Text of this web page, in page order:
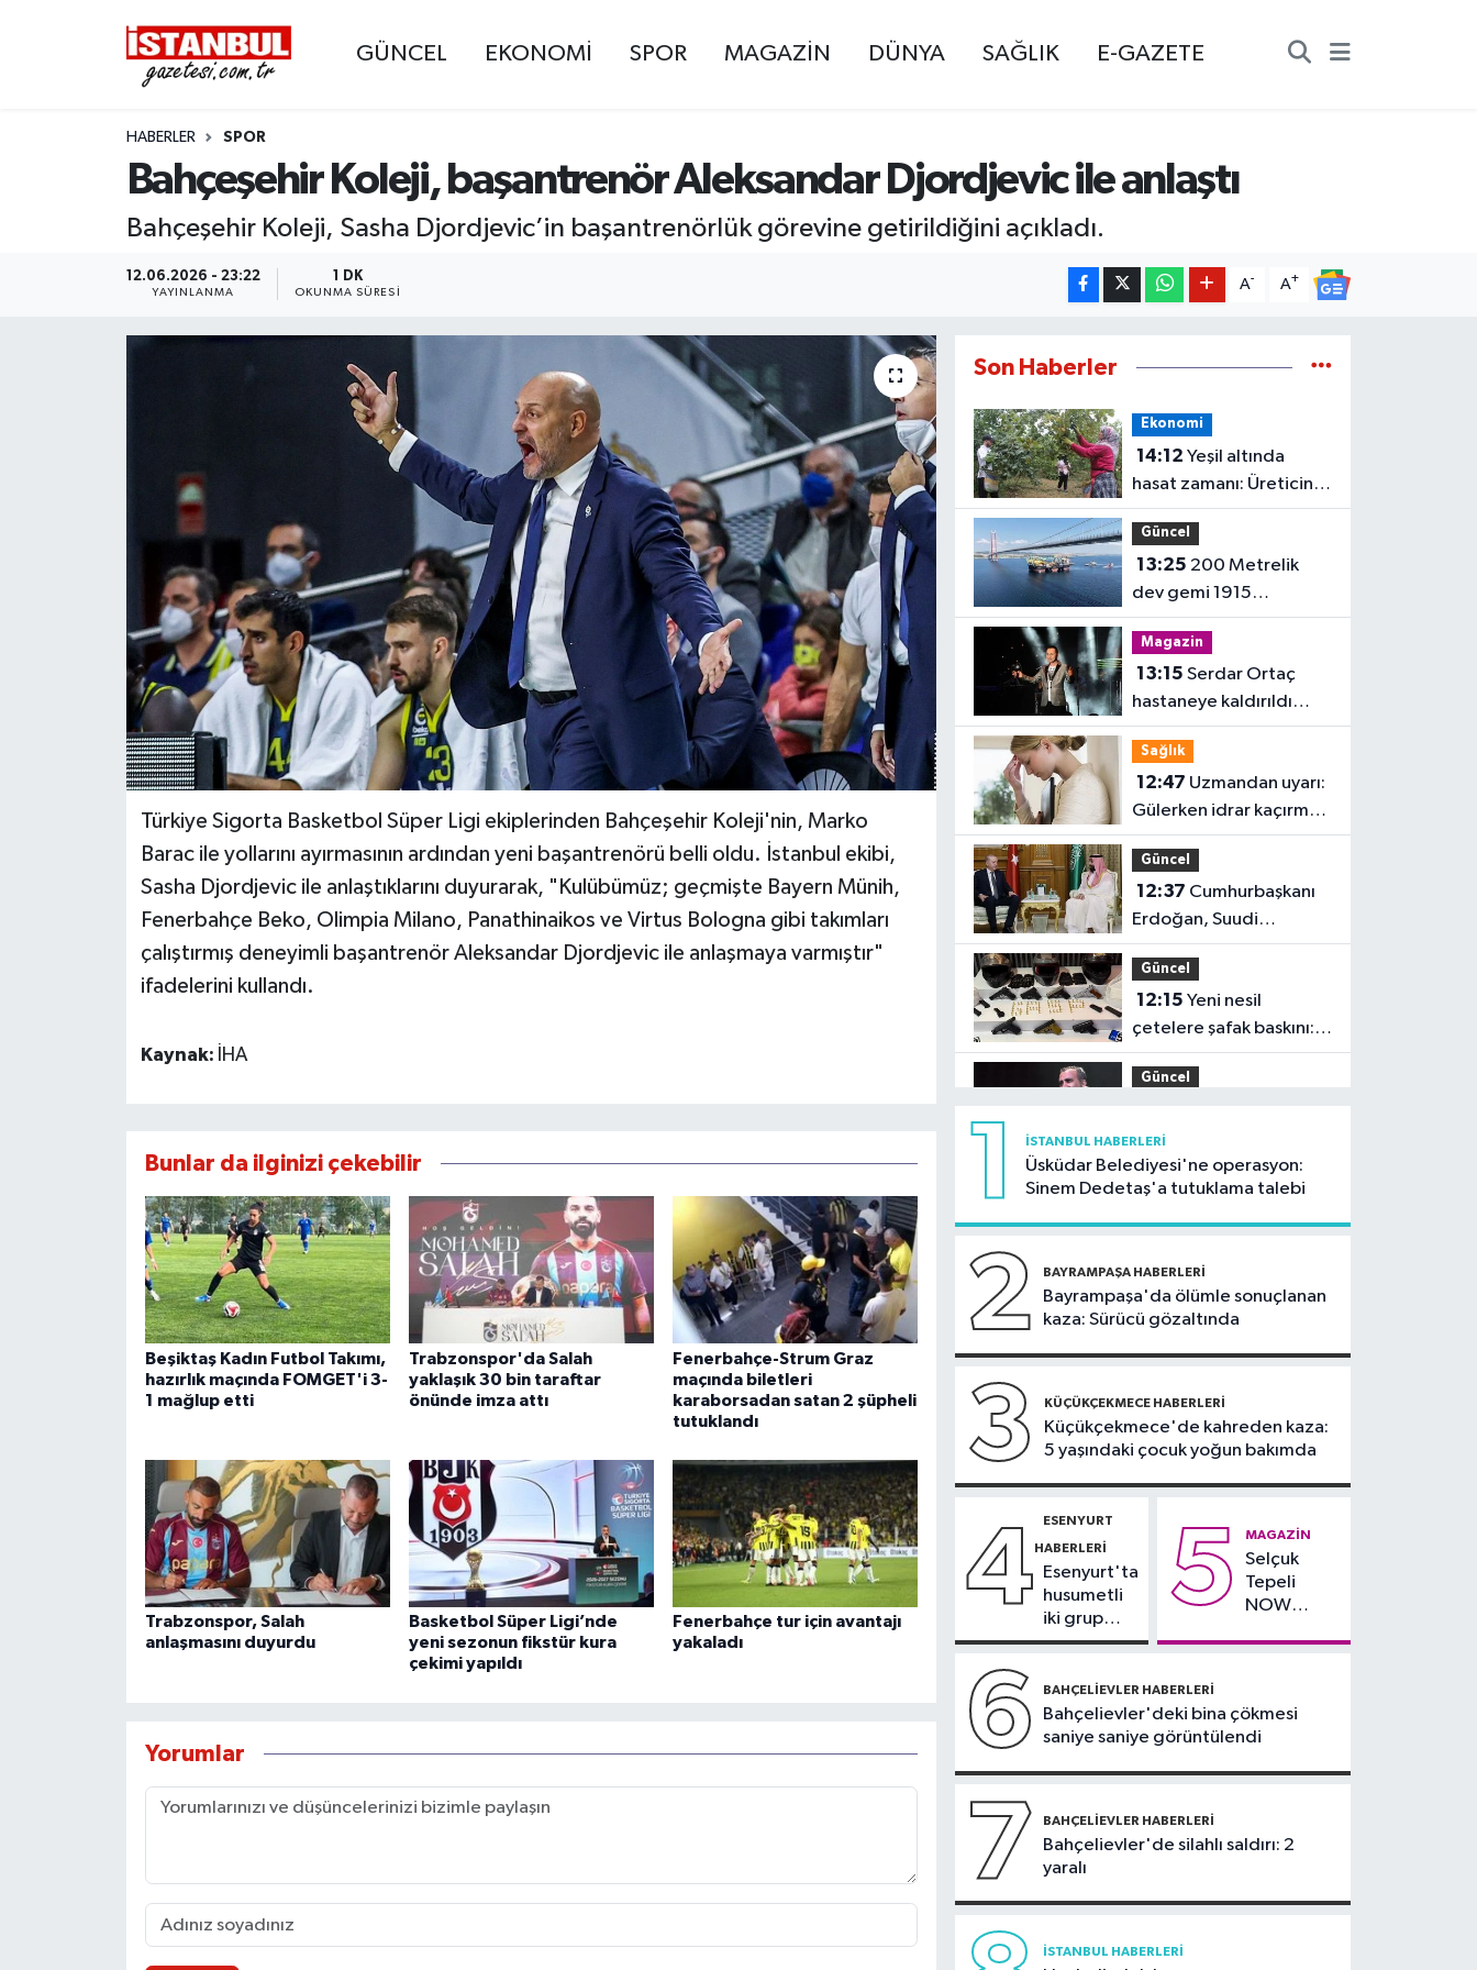
GÜNCEL EKONOMİ SPOR MAGAZİN DÜNYA SAĞLIK E-GAZETE
HABERLER SPOR
Bahçeşehir Koleji, başantrenör Aleksandar Djordjevic ile anlaştı
Bahçeşehir Koleji, Sasha Djordjevic’in başantrenörlük görevine getirildiğini açıkladı.
12.06.2026 - 23:22
YAYINLANMA
1 DK
OKUNMA SÜRESI
A- A+
Türkiye Sigorta Basketbol Süper Ligi ekiplerinden Bahçeşehir Koleji'nin, Marko
Barac ile yollarını ayırmasının ardından yeni başantrenörü belli oldu. İstanbul ekibi,
Sasha Djordjevic ile anlaştıklarını duyurarak, "Kulübümüz; geçmişte Bayern Münih,
Fenerbahçe Beko, Olimpia Milano, Panathinaikos ve Virtus Bologna gibi takımları
çalıştırmış deneyimli başantrenör Aleksandar Djordjevic ile anlaşmaya varmıştır"
ifadelerini kullandı.
Kaynak: İHA
Bunlar da ilginizi çekebilir
Beşiktaş Kadın Futbol Takımı,
hazırlık maçında FOMGET'i 3-
1 mağlup etti
Trabzonspor'da Salah
yaklaşık 30 bin taraftar
önünde imza attı
Fenerbahçe-Strum Graz
maçında biletleri
karaborsadan satan 2 şüpheli
tutuklandı
Trabzonspor, Salah
anlaşmasını duyurdu
Basketbol Süper Ligi’nde
yeni sezonun fikstür kura
çekimi yapıldı
Fenerbahçe tur için avantajı
yakaladı
Yorumlar
Son Haberler
Ekonomi
14:12
hasat zamanı: Üreticinin
gözü fiyatta
Güncel
13:25
dev gemi 1915
Çanakkale Köprüsü'nü
geçti
Magazin
13:15
hastaneye kaldırıldı
iddiası!
Sağlık
12:47
Gülerken idrar kaçırmak
normal değil
Güncel
12:37
Erdoğan, Suudi
Arabistan'da
Güncel
12:15
çetelere şafak baskını:
32 şüpheli adliyeye sevk
edildi
Güncel
yönetimine kayyum
atandı
İstanbul Haberleri
İstanbul Boğazı'ndan
geçişini tamamladı
Güncel
10:5981 ilde okullara
30 bin güvenlik görevlisi
Güncel
10:51Orman
ekiplerinin dikkati
faciayı önledi: Şüpheli
1 İSTANBUL HABERLERI
Üsküdar Belediyesi'ne operasyon:
Sinem Dedetaş'a tutuklama talebi
2 BAYRAMPAŞA HABERLERI
Bayrampaşa'da ölümle sonuçlanan
kaza: Sürücü gözaltında
3 KÜÇÜKÇEKMECE HABERLERI
Küçükçekmece'de kahreden kaza:
5 yaşındaki çocuk yoğun bakımda
4 ESENYURT
HABERLERI
Esenyurt'ta
husumetli
iki grup
arasında
kavga
5 MAGAZIN
Selçuk
Tepeli
NOW
6 BAHÇELIEVLER HABERLERI
Bahçelievler'deki bina çökmesi
saniye saniye görüntülendi
7 BAHÇELIEVLER HABERLERI
Bahçelievler'de silahlı saldırı: 2
yaralı
İSTANBUL HABERLERI
EKONOMİ
İSTANBUL
BİLİM VE TEKNOLOJİ
OTOMOBİL
KURUMSAL
Nöbetçi Eczaneler
Hava Durumu
Trafik Durumu